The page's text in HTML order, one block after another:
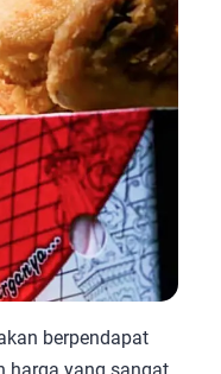
berpendapat
harga yang sangat